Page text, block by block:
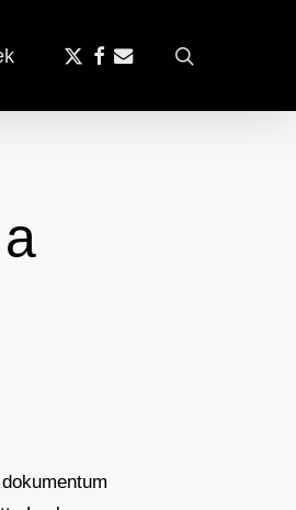
x-
facebook
email